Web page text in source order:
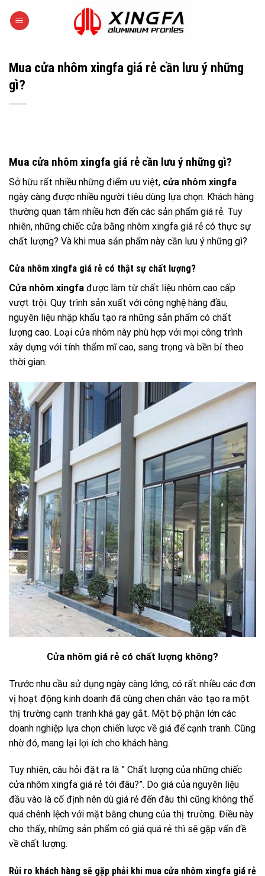
Mua cửa nhôm xingfa giá rẻ cần lưu ý những
gì?
Mua cửa nhôm xingfa giá rẻ cần lưu ý những gì?
Sở hữu rất nhiều những điểm ưu việt, cửa nhôm xingfa
ngày càng được nhiều người tiêu dùng lựa chọn. Khách hàng
thường quan tâm nhiều hơn đến các sản phẩm giá rẻ. Tuy
nhiên, những chiếc cửa bằng nhôm xingfa giá rẻ có thực sự
chất lượng? Và khi mua sản phẩm này cần lưu ý những gì?
Cửa nhôm xingfa giá rẻ có thật sự chất lượng?
Cửa nhôm xingfa được làm từ chất liệu nhôm cao cấp
vượt trội. Quy trình sản xuất với công nghệ hàng đầu,
nguyên liệu nhập khẩu tạo ra những sản phẩm có chất
lượng cao. Loại cửa nhôm này phù hợp với mọi công trình
xây dựng với tính thẩm mĩ cao, sang trọng và bền bỉ theo
thời gian.
Cửa nhôm giá rẻ có chất lượng không?
Trước nhu cầu sử dụng ngày càng lớng, có rất nhiều các đơn
vị hoạt động kinh doanh đã cùng chen chân vào tạo ra một
thị trường cạnh tranh khá gay gắt. Một bộ phận lớn các
doanh nghiệp lựa chọn chiến lược về giá để cạnh tranh. Cũng
nhờ đó, mang lại lợi ích cho khách hàng.
Tuy nhiên, câu hỏi đặt ra là ” Chất lượng của những chiếc
cửa nhôm xingfa giá rẻ tới đâu?”. Do giá của nguyên liệu
đầu vào là cố định nên dù giá rẻ đến đâu thì cũng không thể
quá chênh lệch với mặt bằng chung của thị trường. Điều này
cho thấy, những sản phẩm có giá quá rẻ thì sẽ gặp vấn đề
về chất lượng.
Rủi ro khách hàng sẽ gặp phải khi mua cửa nhôm xingfa giá rẻ